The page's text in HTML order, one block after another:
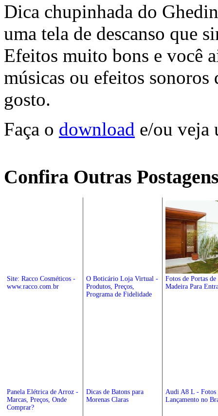
Dica chupinhada do
uma tela de descanso que
Efeitos muito bons e você
músicas ou efeitos
gosto.
Faça o download e/ou veja
Confira Outras
Site: Racco Cosméticos -
www.racco.com.br
O Boticário Loja Virtual -
Produtos, Preços,
Programa de Fidelidade
Fotos de Portas de
Madeira Para
Panela Elétrica de Arroz -
Marcas, Preços, Onde
Comprar?
Dicas de Batons para
Morenas Claras
Audi A8 L - Fotos
Lançamento no